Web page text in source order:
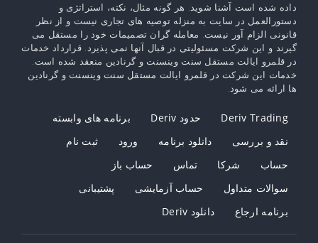
داده شده است آشنا شوید. هر گونه مثال، نکته، استراتژی و
دستورالعمل در سایت به منزله توصیه های تجاری نیست و از نظر
قانونی الزام آور نیست. معامله گران تصمیمات خود را مستقل می
گیرند و این شرکت مسئولیتی در قبال آنها نمی پذیرد. قرارداد خدمات
در قلمرو ایالت مستقل سنت وینسنت و گرنادین منعقد شده است.
خدمات این شرکت در قلمرو ایالت مستقل سنت وینسنت و گرنادین
ها ارائه می شود.
Deriv Trading حدود Deriv
برنامه های وابسته
نقد و بررسی
دانلود برنامه ورود
ثبت نام
حساب
شرکا تماس
حساب باز
سوالات متداول
حساب آزمایشی
پشتیبانی
برنامه ارجاع
دانلود Deriv